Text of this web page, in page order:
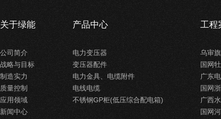
关于绿能
公司简介
战略与目标
制造实力
质量控制
应用领域
新闻中心
产品中心
电力变压器
变压器配件
电力金具、电缆附件
电线电缆
不锈钢GP柜(低压综合配电箱)
工程
乌审
国网
广东
国网
广西
国网